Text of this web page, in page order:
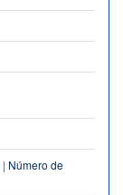
| Número de